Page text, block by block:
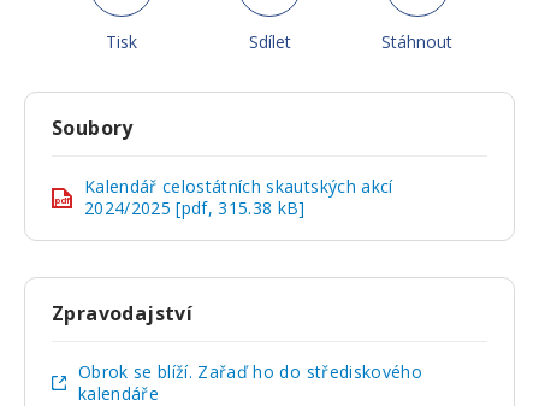
Tisk Sdílet Stáhnout
Soubory
pdf
Kalendář celostátních skautských akcí
2024/2025 [pdf, 315.38 kB]
Zpravodajství
Obrok se blíží. Zařaď ho do střediskového
kalendáře